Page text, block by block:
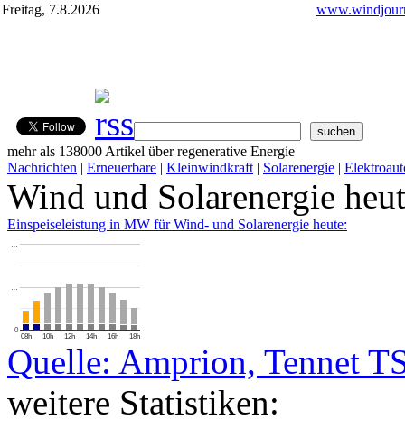
Freitag, 7.8.2026
mehr als 138000 Artikel über regenerative Energie
Nachrichten | Erneuerbare | Kleinwindkraft | Solarenergie |
Wind und Solarenergie
Einspeiseleistung in MW für Wind- und Solarenergie heute:
08h 10h 12h 14h 16h 18h
0
…
…
Quelle: Amprion, Tennet
weitere Statistiken: